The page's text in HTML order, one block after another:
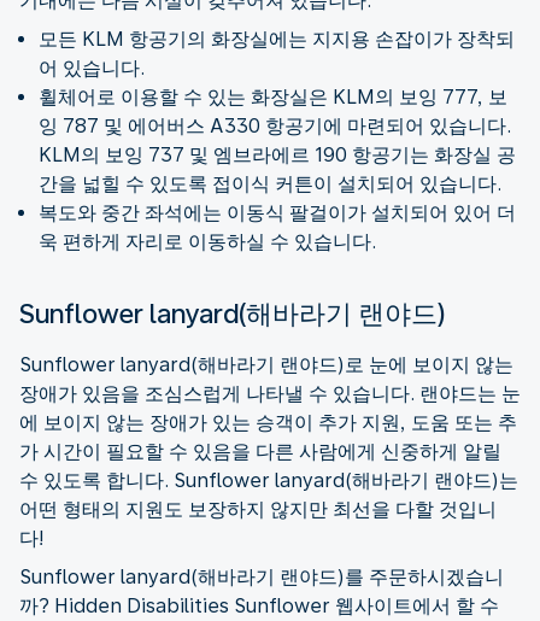
모든 KLM 항공기의 화장실에는 지지용 손잡이가 장착되
어 있습니다.
휠체어로 이용할 수 있는 화장실은 KLM의 보잉 777, 보
잉 787 및 에어버스 A330 항공기에 마련되어 있습니다.
KLM의 보잉 737 및 엠브라에르 190 항공기는 화장실 공
간을 넓힐 수 있도록 접이식 커튼이 설치되어 있습니다.
복도와 중간 좌석에는 이동식 팔걸이가 설치되어 있어 더
욱 편하게 자리로 이동하실 수 있습니다.
Sunflower lanyard(해바라기 랜야드)
Sunflower lanyard(해바라기 랜야드)로 눈에 보이지 않는
장애가 있음을 조심스럽게 나타낼 수 있습니다. 랜야드는 눈
에 보이지 않는 장애가 있는 승객이 추가 지원, 도움 또는 추
가 시간이 필요할 수 있음을 다른 사람에게 신중하게 알릴
수 있도록 합니다. Sunflower lanyard(해바라기 랜야드)는
어떤 형태의 지원도 보장하지 않지만 최선을 다할 것입니
다!
Sunflower lanyard(해바라기 랜야드)를 주문하시겠습니
까? Hidden Disabilities Sunflower 웹사이트에서 할 수